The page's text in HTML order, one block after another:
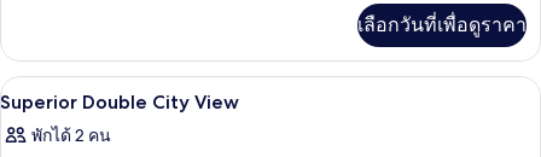
ครัว,
เมือง
เกี่ยว
กับ
Family
Room
เลือกวันที่เพื่อดูราคา
เปิด
ภาพถ่าย
เครื่องนอนป้องกันสารก่อภูมิแพ้, มินิบา
8
Superior Double City View
พักได้ 2 คน